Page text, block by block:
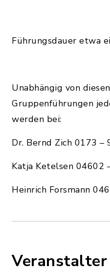
Führungsdauer etwa
Unabhängig von
Gruppenführungen
werden bei:
Dr. Bernd Zich 0173 –
Katja Ketelsen 04602
Heinrich Forsmann
Veranstalter